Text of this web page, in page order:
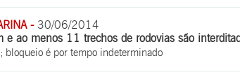
- 30/06/2014
e ao menos 11 trechos de rodovias são
bloqueio é por tempo indeterminado